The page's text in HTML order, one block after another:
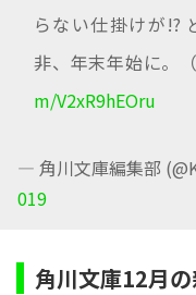
らない仕掛けが!?
非、年末年始に。（
m/V2xR9hEOru
— 角川文庫編集部
019
角川文庫12月